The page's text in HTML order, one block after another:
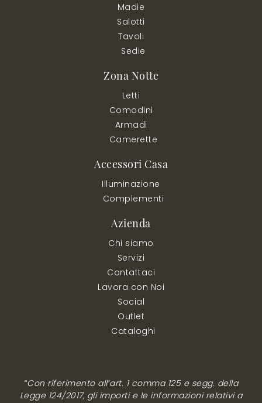
Madie
Salotti
Tavoli
Sedie
Zona Notte
Letti
Comodini
Armadi
Camerette
Accessori Casa
Illuminazione
Complementi
Azienda
Chi siamo
Servizi
Contattaci
Lavora con Noi
Social
Outlet
Cataloghi
“Con riferimento all’art. 1 comma 125 e segg. della
Legge 124/2017, gli importi e le informazioni relativi a